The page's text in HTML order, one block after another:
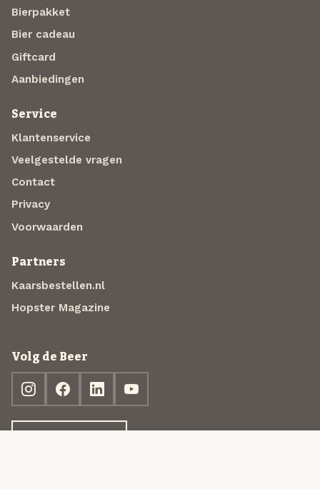
Bierpakket
Bier cadeau
Giftcard
Aanbiedingen
Service
Klantenservice
Veelgestelde vragen
Contact
Privacy
Voorwaarden
Partners
Kaarsbestellen.nl
Hopster Magazine
Volg de Beer